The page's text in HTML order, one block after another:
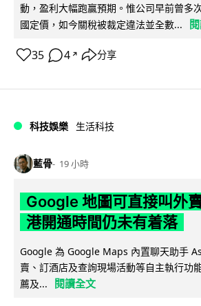
動，盈利大幅跑贏預期。惟公司早前曾多
國定價，如今關稅被裁定違法並全數...
35 4 ↗ 分享
科技娛樂 生活科技
藍骨 19 小時
Google 地圖可直接叫外
港開通時間仍未有着落
Google 為 Google Maps 內置聊天助手
賣、訂酒店及查詢現場活動等自主執行功
薦及...
閱讀全文